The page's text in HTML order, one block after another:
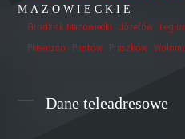
MAZOWIECKIE
Grodzisk Mazowiecki Józefów
Piaseczno
Piastów Pruszków
Dane teleadresowe